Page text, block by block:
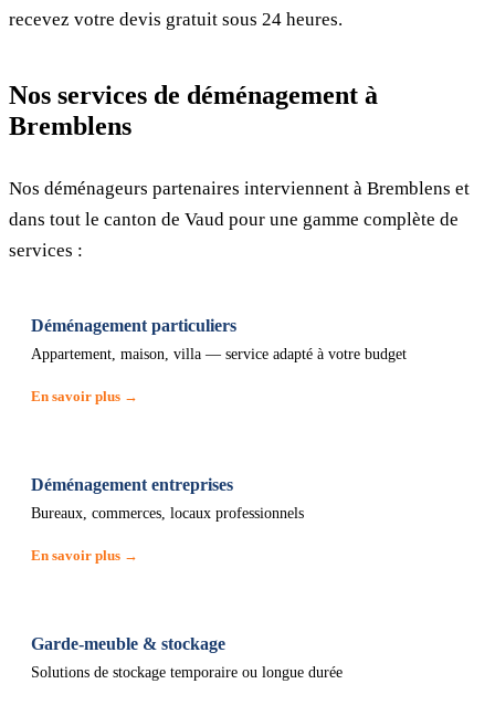
recevez votre devis gratuit sous 24 heures.
Nos services de déménagement à
Bremblens
Nos déménageurs partenaires interviennent à Bremblens et
dans tout le canton de Vaud pour une gamme complète de
services :
Déménagement particuliers
Appartement, maison, villa — service adapté à votre budget
En savoir plus →
Déménagement entreprises
Bureaux, commerces, locaux professionnels
En savoir plus →
Garde-meuble & stockage
Solutions de stockage temporaire ou longue durée